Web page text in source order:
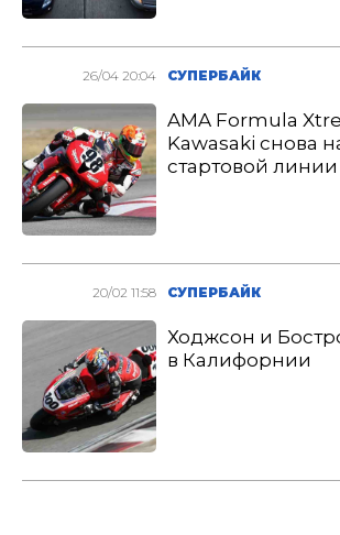
26/04 20:04 СУПЕРБАЙК
AMA Formula
Kawasaki снова
стартовой линии
20/02 11:58 СУПЕРБАЙК
Ходжсон и
в Калифорнии